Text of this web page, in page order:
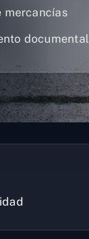
mercancías
documental